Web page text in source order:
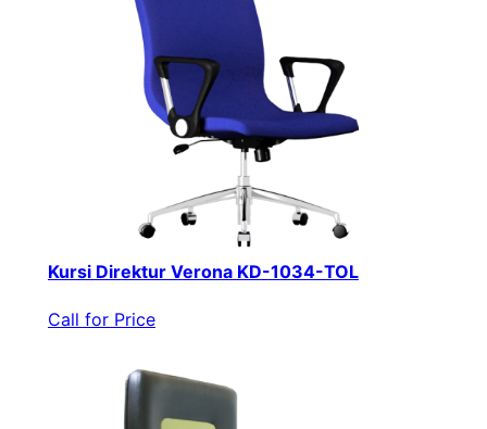
Kursi Direktur Verona KD-1034-TOL
Call for Price